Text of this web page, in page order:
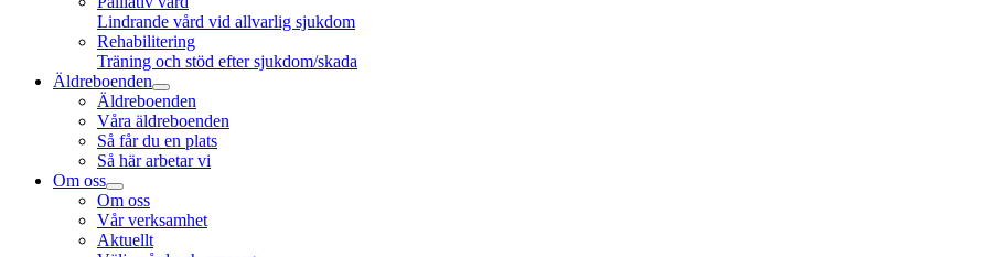
Lindrande vård vid allvarlig sjukdom
Rehabilitering
Träning och stöd efter sjukdom/skada
Äldreboenden
Äldreboenden
Våra äldreboenden
Så får du en plats
Så här arbetar vi
Om oss
Om oss
Vår verksamhet
Aktuellt